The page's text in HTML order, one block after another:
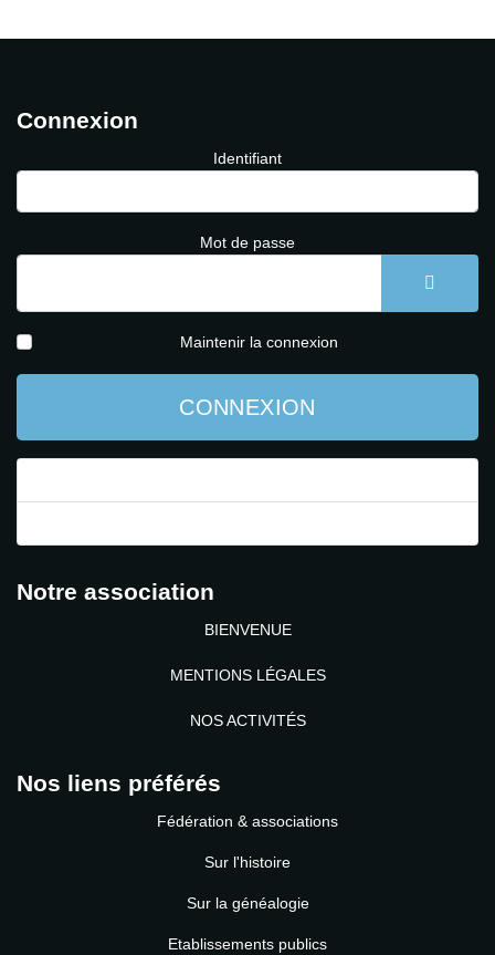
Connexion
Identifiant
Mot de passe
Maintenir la connexion
CONNEXION
Notre association
BIENVENUE
MENTIONS LÉGALES
NOS ACTIVITÉS
Nos liens préférés
Fédération & associations
Sur l'histoire
Sur la généalogie
Etablissements publics